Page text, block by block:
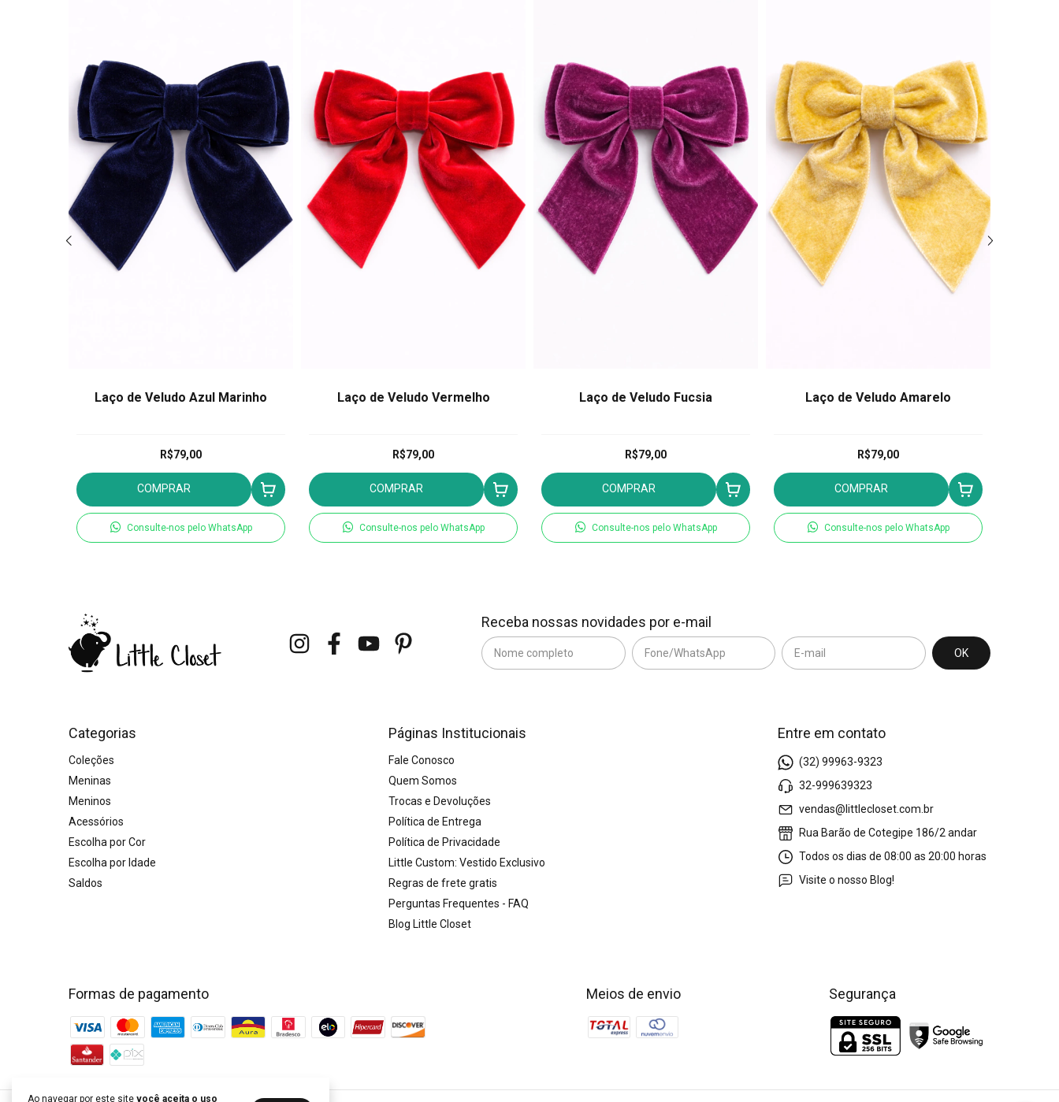
Ao navegar por este site você aceita o uso
Laço de Veludo Azul Marinho
R$79,00
COMPRAR
Consulte-nos pelo WhatsApp
Laço de Veludo Vermelho
R$79,00
COMPRAR
Consulte-nos pelo WhatsApp
Laço de Veludo Fucsia
R$79,00
COMPRAR
Consulte-nos pelo WhatsApp
Laço de Veludo Amarelo
R$79,00
COMPRAR
Consulte-nos pelo WhatsApp
Receba nossas novidades por e-mail
Categorias
Coleções
Meninas
Meninos
Acessórios
Escolha por Cor
Escolha por Idade
Saldos
Páginas Institucionais
Fale Conosco
Quem Somos
Trocas e Devoluções
Política de Entrega
Política de Privacidade
Little Custom: Vestido Exclusivo
Regras de frete gratis
Perguntas Frequentes - FAQ
Blog Little Closet
Entre em contato
(32) 99963-9323
32-999639323
vendas@littlecloset.com.br
Rua Barão de Cotegipe 186/2 andar
Todos os dias de 08:00 as 20:00 horas
Visite o nosso Blog!
Formas de pagamento Meios de envio Segurança